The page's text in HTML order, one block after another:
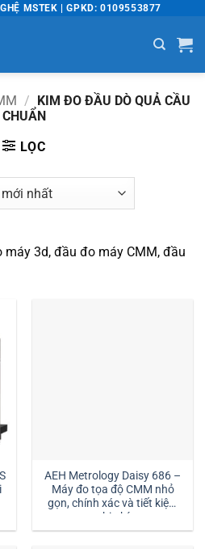
MSTEK | GPKD: 0109553877
/ KIM ĐO ĐẦU DÒ QUẢ CẦU
CHUẨN
LỌC
3d, đầu đo máy CMM, đầu
AEH Metrology Daisy 686 –
Máy đo tọa độ CMM nhỏ
gọn, chính xác và tiết kiệm
chi phí